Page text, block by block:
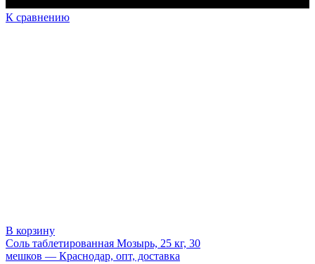
К сравнению
В корзину
Соль таблетированная Мозырь, 25 кг, 30
мешков — Краснодар, опт, доставка